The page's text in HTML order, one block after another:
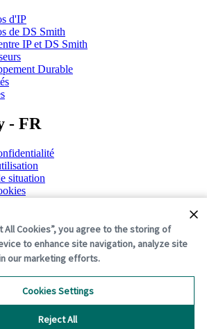
d'IP
de DS Smith
IP et DS Smith
Durable
- FR
situation
All Rights Reserved.
All Cookies”, you agree to the storing of
to enhance site navigation, analyze site
our marketing efforts.
Reject All
Cookies Settings